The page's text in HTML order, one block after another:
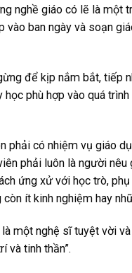
nghề giáo có lẽ là
ban ngày và soạn
để kịp nắm bắt, tiếp
phù hợp vào quá
có nhiệm vụ giáo
phải luôn là người
ứng xử với học trò,
ít kinh nghiệm hay
một nghệ sĩ tuyệt vời
và tinh thần”.